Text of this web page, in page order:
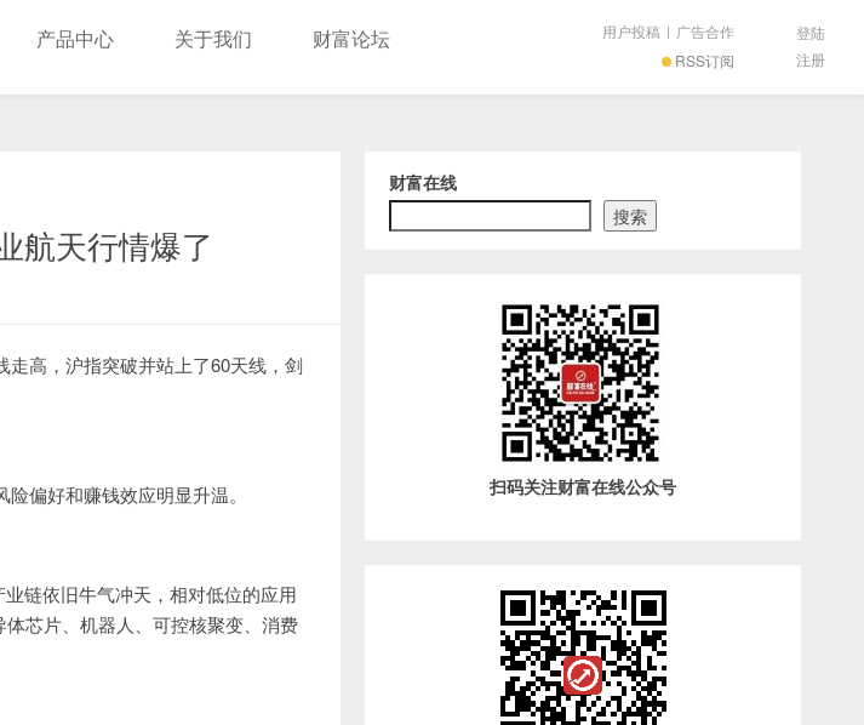
产品中心 关于我们 财富论坛
RSS订阅
用户投稿 | 广告合作
登陆
注册
航天行情爆了
高，沪指突破并站上了60天线，剑
偏好和赚钱效应明显升温。
链依旧牛气冲天，相对低位的应用
芯片、机器人、可控核聚变、消费
财富在线
搜索
扫码关注财富在线公众号